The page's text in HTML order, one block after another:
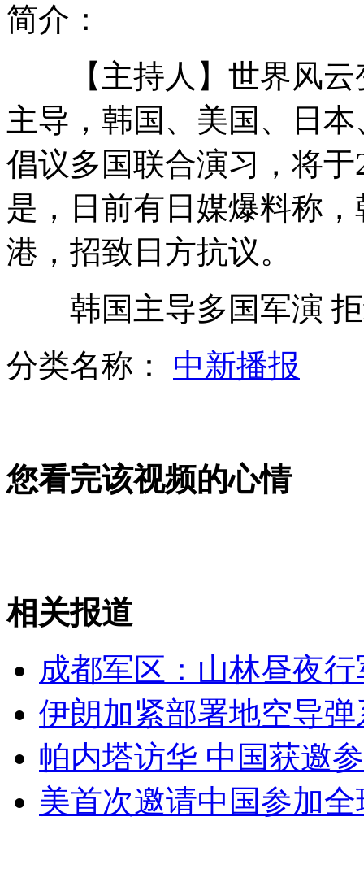
广州一幼儿园给孩子分7等级 遭炮轰
实拍：重庆满月小象尽显萌态
好莱坞明星小猴奢华生活曝光
山西运城恶犬咬伤多人 警民合力深夜将其击毙
无痛分娩是否安全 医生回应
安徽一实载49人客车翻车
走！跟着总书记去植树
消防员救轻生者 花炮节热闹非凡 减压"枕头大战"
简介：
【主持人】世界风云
主导，韩国、美国、日
倡议多国联合演习，将
是，日前有日媒爆料称
港，招致日方抗议。
韩国主导多国军演 拒
分类名称： 中新播报
您看完该视频的心情
相关报道
成都军区：山林昼夜
伊朗加紧部署地空导
帕内塔访华 中国获邀
美首次邀请中国参加